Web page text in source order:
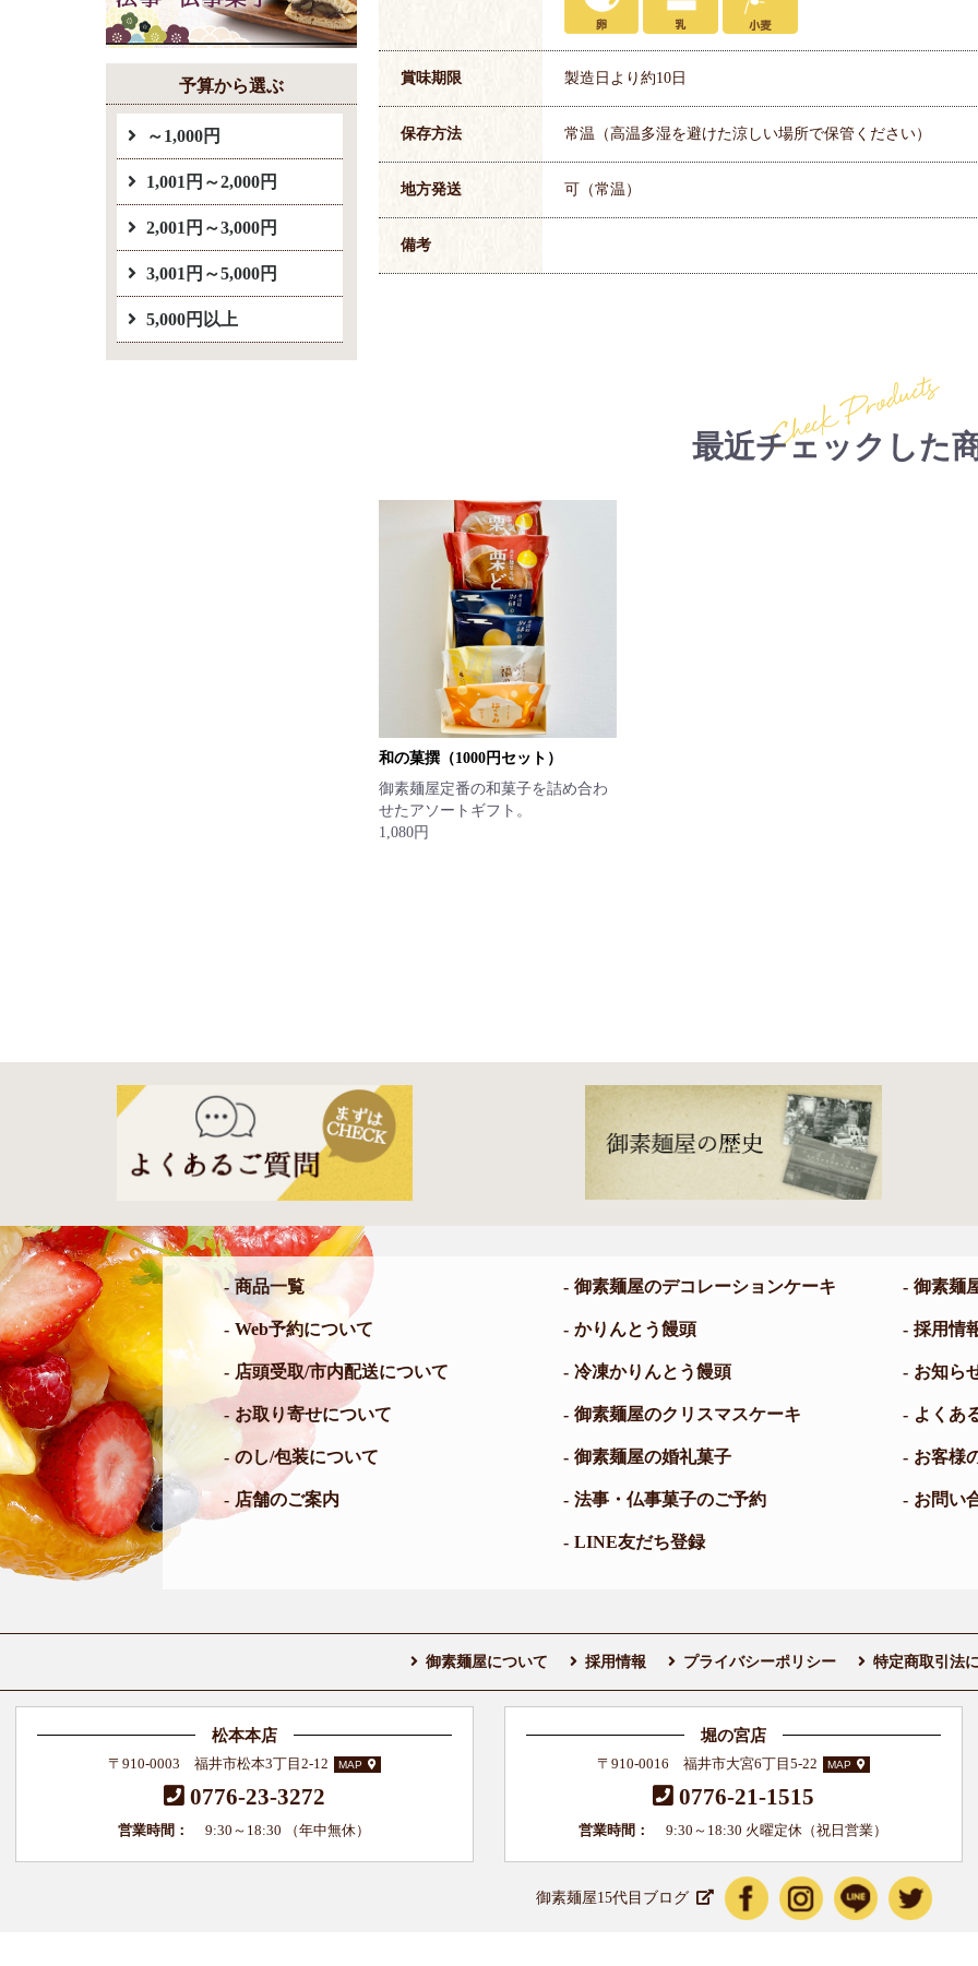
予算から選ぶ
～1,000円
1,001円～2,000円
2,001円～3,000円
3,001円～5,000円
5,000円以上
賞味期限 製造日より約10日
保存方法 常温（高温多湿を避けた涼しい場所で保管ください）
地方発送 可（常温）
備考
Check Products
最近チェックした
和の菓撰（1000円セット）
御素麺屋定番の和菓子を詰め合わ
せたアソートギフト。
1,080円
商品一覧
Web予約について
店頭受取/市内配送について
お取り寄せについて
のし/包装について
店舗のご案内
御素麺屋のデコレーションケーキ
かりんとう饅頭
冷凍かりんとう饅頭
御素麺屋のクリスマスケーキ
御素麺屋の婚礼菓子
法事・仏事菓子のご予約
LINE友だち登録
御素麺
採用情
お知ら
よくあ
お客様
お問い
御素麺屋について 採用情報 プライバシーポリシー 特定商取引法
松本本店
〒910-0003 福井市松本3丁目2-12 MAP
0776-23-3272
営業時間： 9:30～18:30 （年中無休）
堀の宮店
〒910-0016 福井市大宮6丁目5-22 MAP
0776-21-1515
営業時間： 9:30～18:30 火曜定休（祝日営業）
御素麺屋15代目ブログ